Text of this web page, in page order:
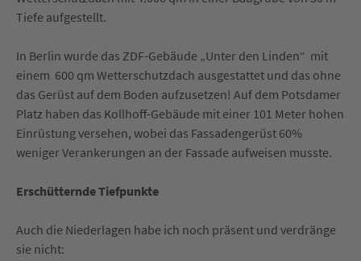
Tiefe aufgestellt.
In Berlin wurde das ZDF-Gebäude „Unter den Linden“ mit
einem 600 qm Wetterschutzdach ausgestattet und das ohne
das Gerüst auf dem Boden aufzusetzen! Auf dem Potsdamer
Platz haben das Kollhoff-Gebäude mit einer 101 Meter hohen
Einrüstung versehen, wobei das Fassadengerüst 60%
weniger Verankerungen an der Fassade aufweisen musste.
Erschütternde Tiefpunkte
Auch die Niederlagen habe ich noch präsent und verdränge
sie nicht: